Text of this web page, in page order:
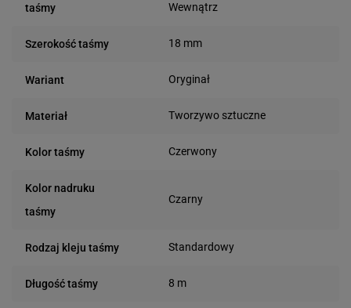
taśmy
Wewnątrz
Szerokość taśmy 18 mm
Wariant Oryginał
Materiał Tworzywo sztuczne
Kolor taśmy Czerwony
Kolor nadruku
taśmy
Czarny
Rodzaj kleju taśmy Standardowy
Długość taśmy 8 m